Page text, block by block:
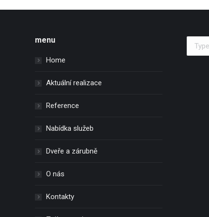
menu
Home
Aktuální realizace
Reference
Nabídka služeb
Dveře a zárubně
O nás
Kontakty
Search: